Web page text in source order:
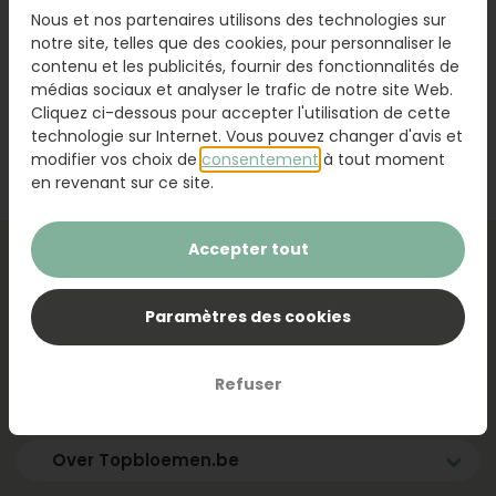
Populaire momenten
Service & contact
Over Topbloemen.be
Nous et nos partenaires utilisons des technologies sur
notre site, telles que des cookies, pour personnaliser le
contenu et les publicités, fournir des fonctionnalités de
médias sociaux et analyser le trafic de notre site Web.
Cliquez ci-dessous pour accepter l'utilisation de cette
technologie sur Internet. Vous pouvez changer d'avis et
modifier vos choix de consentement à tout moment
en revenant sur ce site.
Accepter tout
Paramètres des cookies
Refuser